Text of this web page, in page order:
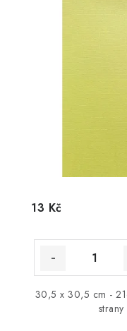
13 Kč
30,5 x 30,5 cm -